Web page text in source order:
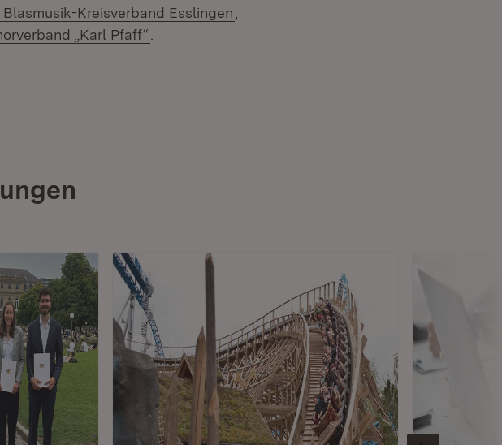
Extern:
Blasmusik-Kreisverband Esslingen
Fenster) „Karl Pfaff“